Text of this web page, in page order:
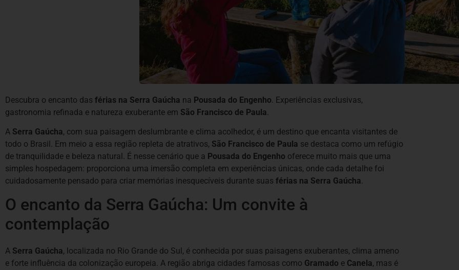
Descubra o encanto das férias na Serra Gaúcha na Pousada do Engenho. Experiências exclusivas,
gastronomia refinada e natureza exuberante em São Francisco de Paula.
A Serra Gaúcha, com sua paisagem deslumbrante e clima acolhedor, é um destino que encanta visitantes de
todo o Brasil. Em meio a essa região repleta de atrativos, São Francisco de Paula se destaca como um refúgio
de tranquilidade e beleza natural. É nesse cenário que a Pousada do Engenho oferece muito mais que uma
simples hospedagem: proporciona uma imersão completa em experiências únicas, onde cada detalhe foi
cuidadosamente pensado para criar memórias inesquecíveis durante suas férias na Serra Gaúcha.
O encanto da Serra Gaúcha: Um convite à
contemplação
A Serra Gaúcha, localizada no Rio Grande do Sul, é conhecida por suas paisagens exuberantes, clima ameno
e forte influência da colonização europeia. A região abriga cidades famosas como Gramado e Canela, mas é